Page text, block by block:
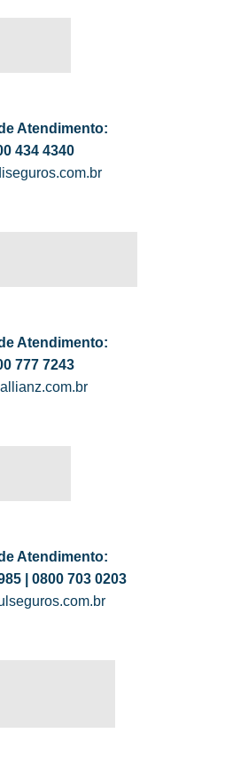
Atendimento:
434 4340
Atendimento:
777 7243
Atendimento:
| 0800 703 0203